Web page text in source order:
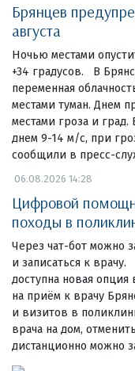
Брянцев
августа
Ночью местами
+34 градусов. В
переменная
местами туман. Днем
местами гроза и
днем 9-14 м/с, при
сообщили в пресс-
06.08.2026 14:28
Цифровой
походы в
Через чат-бот можно
и записаться к
доступна новая опция
на приём к врачу
и визитов в
врача на дом,
дистанционно можно